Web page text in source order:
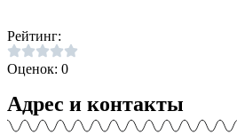
Рейтинг:
Оценок: 0
Адрес и контакты